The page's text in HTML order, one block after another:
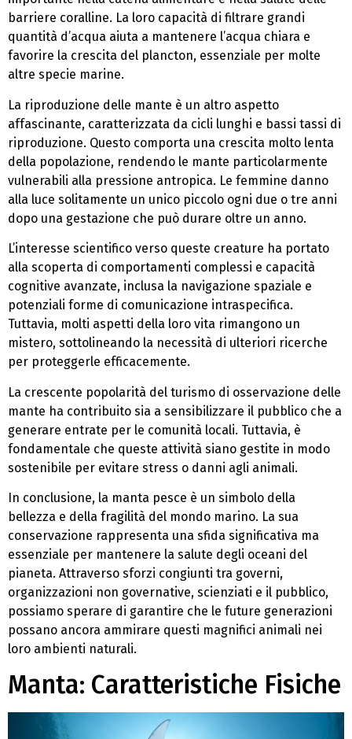
barriere coralline. La loro capacità di filtrare grandi
quantità d’acqua aiuta a mantenere l’acqua chiara e
favorire la crescita del plancton, essenziale per molte
altre specie marine.
La riproduzione delle mante è un altro aspetto
affascinante, caratterizzata da cicli lunghi e bassi tassi di
riproduzione. Questo comporta una crescita molto lenta
della popolazione, rendendo le mante particolarmente
vulnerabili alla pressione antropica. Le femmine danno
alla luce solitamente un unico piccolo ogni due o tre anni
dopo una gestazione che può durare oltre un anno.
L’interesse scientifico verso queste creature ha portato
alla scoperta di comportamenti complessi e capacità
cognitive avanzate, inclusa la navigazione spaziale e
potenziali forme di comunicazione intraspecifica.
Tuttavia, molti aspetti della loro vita rimangono un
mistero, sottolineando la necessità di ulteriori ricerche
per proteggerle efficacemente.
La crescente popolarità del turismo di osservazione delle
mante ha contribuito sia a sensibilizzare il pubblico che a
generare entrate per le comunità locali. Tuttavia, è
fondamentale che queste attività siano gestite in modo
sostenibile per evitare stress o danni agli animali.
In conclusione, la manta pesce è un simbolo della
bellezza e della fragilità del mondo marino. La sua
conservazione rappresenta una sfida significativa ma
essenziale per mantenere la salute degli oceani del
pianeta. Attraverso sforzi congiunti tra governi,
organizzazioni non governative, scienziati e il pubblico,
possiamo sperare di garantire che le future generazioni
possano ancora ammirare questi magnifici animali nei
loro ambienti naturali.
Manta: Caratteristiche Fisiche